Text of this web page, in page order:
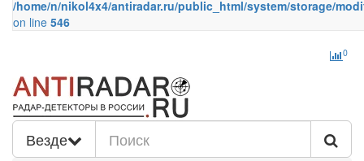
/home/n/nikol4x4/antiradar.ru/public_html/system/storage/
on line 546
0
Везде